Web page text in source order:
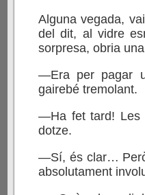
Alguna vegada,
del dit, al vidre
sorpresa, obria
—Era per pagar
gairebé tremolant.
—Ha fet tard! Les
dotze.
—Sí, és clar…
absolutament